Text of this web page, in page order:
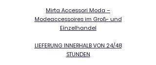
Mirta Accessori Moda –
Modeaccessoires im Groß- und
Einzelhandel
LIEFERUNG INNERHALB VON 24/48
STUNDEN